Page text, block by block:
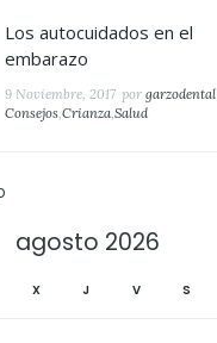
Los autocuidados en el
embarazo
9 Noviembre, 2017 por garzodental
Consejos,Crianza,Salud
agosto 2026
X J V S